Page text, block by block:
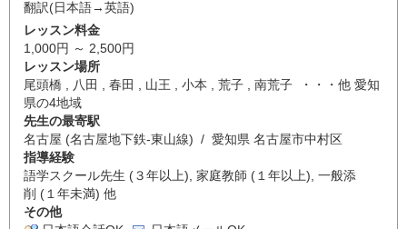
翻訳(日本語→英語)
レッスン料金
1,000円 ～ 2,500円
レッスン場所
尾頭橋 , 八田 , 春田 , 山王 , 小本 , 荒子 , 南荒子 ・・・他 愛知
県の4地域
先生の最寄駅
名古屋 (名古屋地下鉄-東山線) / 愛知県 名古屋市中村区
指導経験
語学スクール先生 (３年以上), 家庭教師 (１年以上), 一般添
削 (１年未満) 他
その他